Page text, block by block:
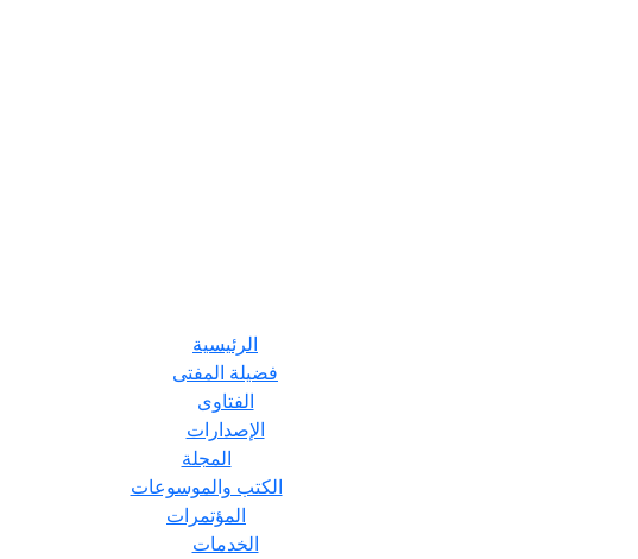
الرئيسية
فضيلة المفتى
الفتاوى
الإصدارات
المجلة
الكتب والموسوعات
المؤتمرات
الخدمات